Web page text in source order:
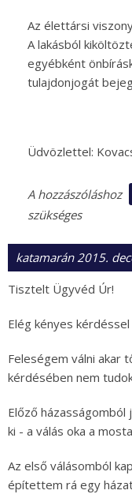
Az élettársi
A lakásból
egyébként
tulajdonjogát
Üdvözlettel:
A hozzászóláshoz
szükséges
katamarán 2015.
Tisztelt Ügyvéd Úr!
Elég kényes
Feleségem válni akar
kérdésében nem
Előző
ki - a válás oka a
Az első válásomból
építettem rá egy